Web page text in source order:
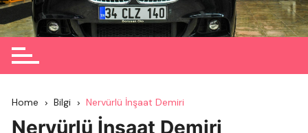
Home Bilgi Nervürlü İnşaat Demiri
Nervürlü İnşaat Demiri